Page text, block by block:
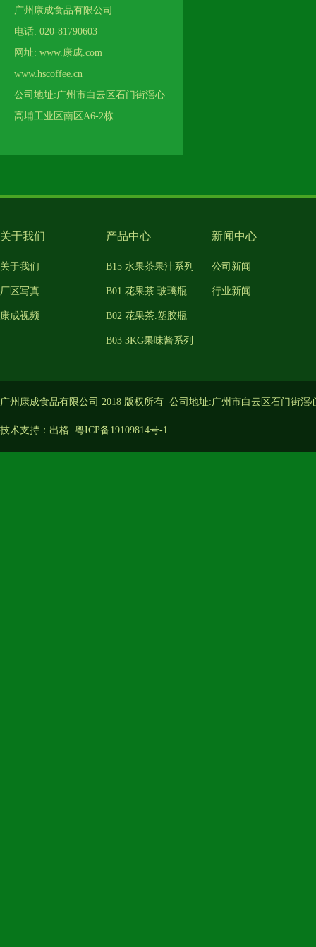
广州康成食品有限公司
电话: 020-81790603
网址: www.康成.com
www.hscoffee.cn
公司地址:广州市白云区石门街滘心
高埔工业区南区A6-2栋
关于我们
关于我们
厂区写真
康成视频
产品中心
B15 水果茶果汁系列
B01 花果茶.玻璃瓶
B02 花果茶.塑胶瓶
B03 3KG果味酱系列
新闻中心
公司新闻
行业新闻
广州康成食品有限公司 2018 版权所有 公司地址:广州市白云区石门街滘
技术支持： 出格 粤ICP备19109814号-1